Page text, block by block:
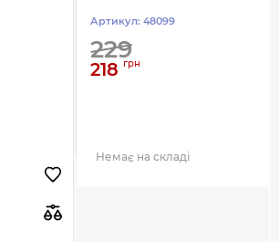
Артикул: 48099
229
218 грн
Немає на складі